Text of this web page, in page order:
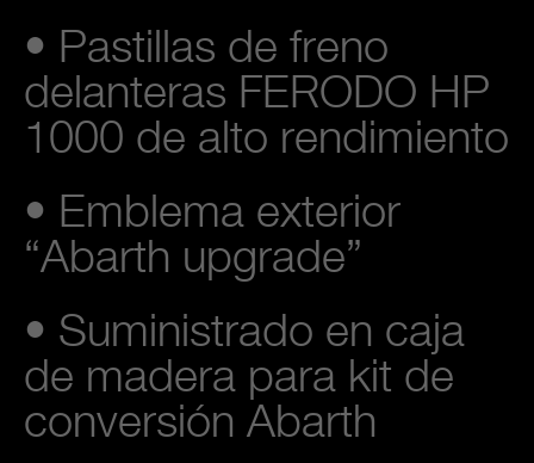
• Pastillas de freno
delanteras FERODO HP
1000 de alto rendimiento
• Emblema exterior
“Abarth upgrade”
• Suministrado en caja
de madera para kit de
conversión Abarth